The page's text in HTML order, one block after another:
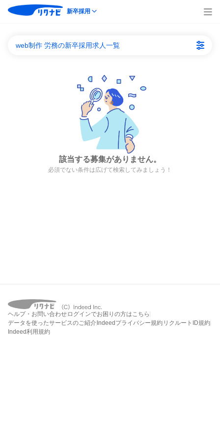
新卒採用
web制作 労務の新卒採用求人一覧
該当する募集がありません。
必須でない条件は広げて検索してみましょう！
ヘルプ・お問い合わせ ログインでお困りの方はこちら
データを使ったサービスのご紹介 Indeedプライバシー規約 リクルートID規約
Indeed利用規約